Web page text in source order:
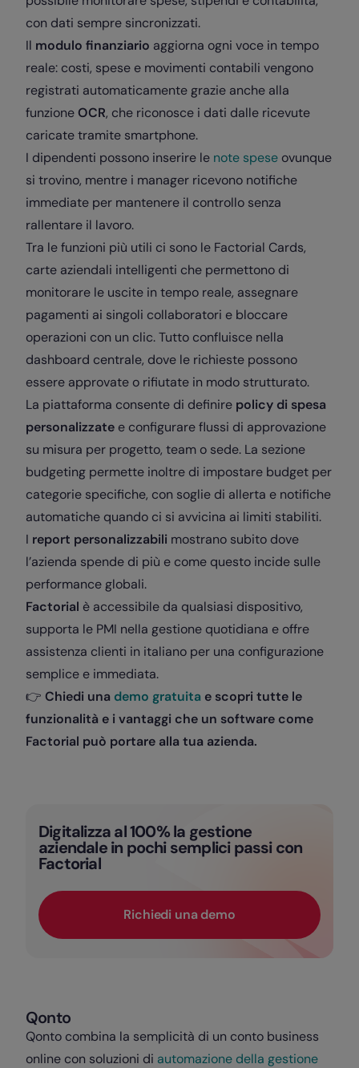
con dati sempre sincronizzati.
Il modulo finanziario aggiorna ogni voce in tempo
reale: costi, spese e movimenti contabili vengono
registrati automaticamente grazie anche alla
funzioneOCR, che riconosce i dati dalle ricevute
caricate tramite smartphone.
I dipendenti possono inserire le note spese ovunque
si trovino, mentre i manager ricevono notifiche
immediate per mantenere il controllo senza
rallentare il lavoro.
Tra le funzioni più utili ci sono le Factorial Cards,
carte aziendali intelligenti che permettono di
monitorare le uscite in tempo reale, assegnare
pagamenti ai singoli collaboratori e bloccare
operazioni con un clic. Tutto confluisce nella
dashboard centrale, dove le richieste possono
essere approvate o rifiutate in modo strutturato.
La piattaforma consente di definire policy di spesa
personalizzate e configurare flussi di approvazione
su misura per progetto, team o sede. La sezione
budgeting permette inoltre di impostare budget per
categorie specifiche, con soglie di allerta e notifiche
automatiche quando ci si avvicina ai limiti stabiliti.
I report personalizzabili mostrano subito dove
l’azienda spende di più e come questo incide sulle
performance globali.
Factorial è accessibile da qualsiasi dispositivo,
supporta le PMI nella gestione quotidiana e offre
assistenza clienti in italiano per una configurazione
semplice e immediata.
👉 Chiedi una demo gratuita e scopri tutte le
funzionalità e i vantaggi che un software come
Factorial può portare alla tua azienda.
Digitalizza al 100% la gestione
aziendale in pochi semplici passi con
Factorial
Richiedi una demo
Qonto
Qonto combina la semplicità di un conto business
online con soluzioni di automazione della gestione